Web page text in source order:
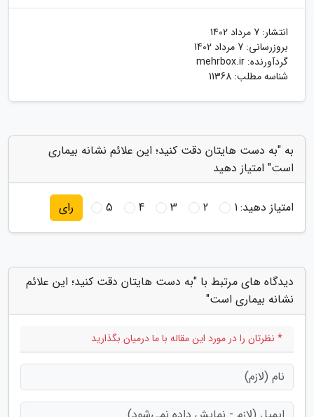
انتشار: 7 مرداد 1402
بروزرسانی: 7 مرداد 1402
گردآورنده: mehrbox.ir
شناسه مطلب: 11368
به "به دست هایتان دقت کنید؛ این علائم نشانه بیماری
است" امتیاز دهید
امتیاز دهید:1
2
3
4
5 رای
دیدگاه های مرتبط با "به دست هایتان دقت کنید؛ این علائم
نشانه بیماری است"
* نظرتان را در مورد این مقاله با ما درمیان بگذارید